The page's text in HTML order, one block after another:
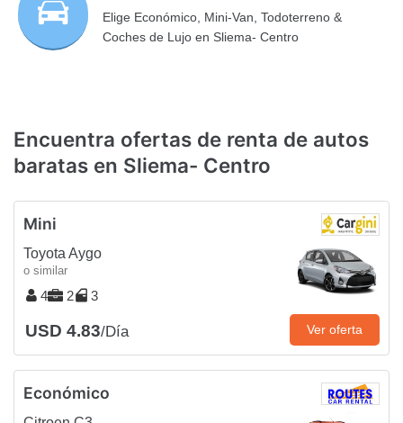
Elige Económico, Mini-Van, Todoterreno &
Coches de Lujo en Sliema- Centro
Encuentra ofertas de renta de autos
baratas en Sliema- Centro
Mini
Toyota Aygo
o similar
4 2 3
USD 4.83/Día Ver oferta
Económico